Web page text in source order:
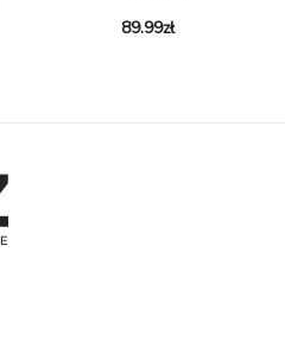
89.99zł